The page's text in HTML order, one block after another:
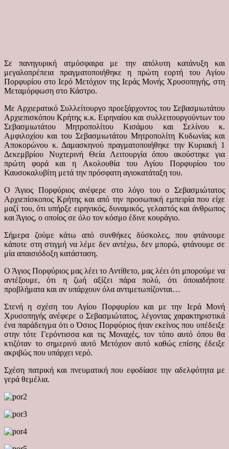
Σε πανηγυρική ατμόσφαιρα με την απόλυτη κατάνυξη και
μεγαλοπρέπεια πραγματοποιήθηκε η πρώτη εορτή του Αγίου
Πορφυρίου στο Ιερό Μετόχιον της Ιεράς Μονής Χρυσοπηγής, στη
Μεταμόρφωση στο Κάστρο.
Με Αρχιερατικό Συλλείτουργο προεξάρχοντος του Σεβασμιωτάτου
Αρχιεπισκόπου Κρήτης κ.κ. Ειρηναίου και συλλειτουργούντων του
Σεβασμιωτάτου Μητροπολίτου Κισάμου και Σελίνου κ.
Αμφιλοχίου και του Σεβασμιωτάτου Μητροπολίτη Κυδωνίας και
Αποκορώνου κ. Δαμασκηνού πραγματοποιήθηκε την Κυριακή 1
Δεκεμβρίου Νυχτερινή Θεία Λειτουργία όπου ακούστηκε για
πρώτη φορά και η Ακολουθία του Αγίου Πορφυρίου του
Καυσοκαλυβίτη μετά την πρόσφατη αγιοκατάταξη του.
Ο Άγιος Πορφύριος ανέφερε στο λόγο του ο Σεβασμιώτατος
Αρχιεπίσκοπος Κρήτης και από την προσωπική εμπειρία που είχε
μαζί του, ότι υπήρξε ειρηνικός, δυναμικός, γελαστός και άνθρωπος
και Άγιος, ο οποίος σε όλο τον κόσμο έδινε κουράγιο.
Σήμερα ζούμε κάτω από συνθήκες δύσκολες, που φτάνουμε
κάποτε στη στιγμή να λέμε δεν αντέχω, δεν μπορώ, φτάνουμε σε
μία απαισιόδοξη κατάσταση.
Ο Άγιος Πορφύριος μας λέει το Αντίθετο, μας λέει ότι μπορούμε να
αντέξουμε, ότι η ζωή αξίζει πάρα πολύ, ότι όποιαδήποτε
προβλήματα και αν υπάρχουν όλα αντιμετωπίζονται…
Στενή η σχέση του Αγίου Πορφυρίου και με την Ιερά Μονή
Χρυσοπηγής ανέφερε ο Σεβασμιώτατος, λέγοντας χαρακτηριστικά
ένα παράδειγμα ότι ο Όσιος Πορφύριος ήταν εκείνος που υπέδειξε
στην τότε Γερόντισσα και τις Μοναχές, τον τόπο αυτό όπου θα
κτιζόταν το σημερινό αυτό Μετόχιον αυτό καθώς επίσης έδειξε
ακριβώς που υπάρχει νερό.
Σχέση πατρική και πνευματική που εφοδίασε την αδελφότητα με
γερά θεμέλια.